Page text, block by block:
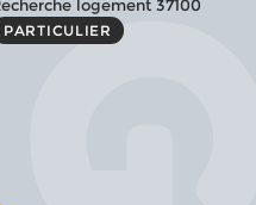
PARTICULIER